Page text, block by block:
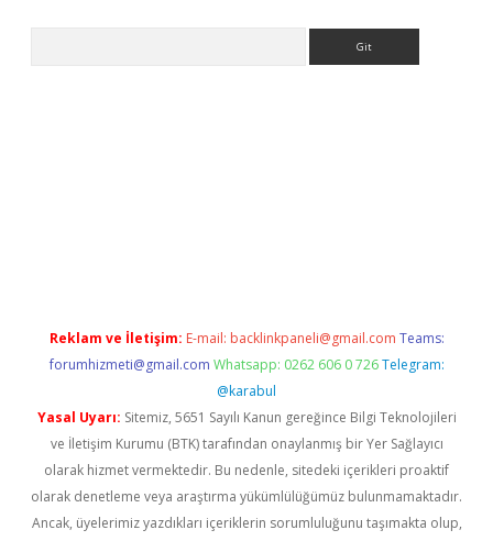
Reklam ve İletişim: E-mail: backlinkpaneli@gmail.com Teams:
forumhizmeti@gmail.com Whatsapp: 0262 606 0 726 Telegram:
@karabul
Yasal Uyarı: Sitemiz, 5651 Sayılı Kanun gereğince Bilgi Teknolojileri
ve İletişim Kurumu (BTK) tarafından onaylanmış bir Yer Sağlayıcı
olarak hizmet vermektedir. Bu nedenle, sitedeki içerikleri proaktif
olarak denetleme veya araştırma yükümlülüğümüz bulunmamaktadır.
Ancak, üyelerimiz yazdıkları içeriklerin sorumluluğunu taşımakta olup,